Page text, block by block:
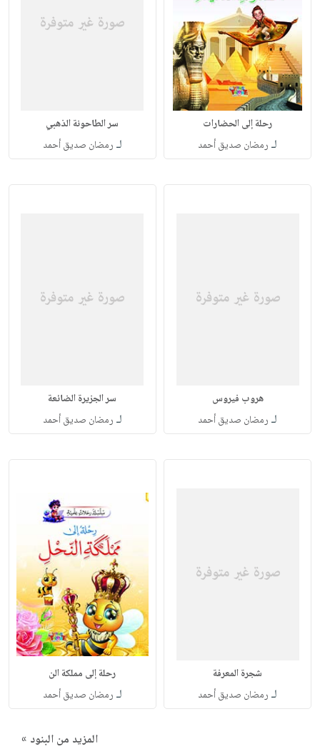
رحلة إلى الحضارات
لـ رمضان صديق أحمد
سر الطاحونة الذهبي
لـ رمضان صديق أحمد
هروب فيروس
لـ رمضان صديق أحمد
سر الجزيرة الضائعة
لـ رمضان صديق أحمد
شجرة المعرفة
لـ رمضان صديق أحمد
رحلة إلى مملكة الن
لـ رمضان صديق أحمد
المزيد من البنود »